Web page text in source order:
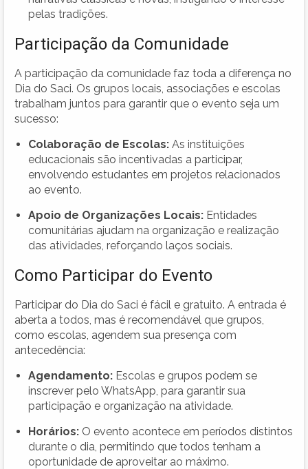
pelas tradições.
Participação da Comunidade
A participação da comunidade faz toda a diferença no
Dia do Saci. Os grupos locais, associações e escolas
trabalham juntos para garantir que o evento seja um
sucesso:
Colaboração de Escolas: As instituições
educacionais são incentivadas a participar,
envolvendo estudantes em projetos relacionados
ao evento.
Apoio de Organizações Locais: Entidades
comunitárias ajudam na organização e realização
das atividades, reforçando laços sociais.
Como Participar do Evento
Participar do Dia do Saci é fácil e gratuito. A entrada é
aberta a todos, mas é recomendável que grupos,
como escolas, agendem sua presença com
antecedência:
Agendamento: Escolas e grupos podem se
inscrever pelo WhatsApp, para garantir sua
participação e organização na atividade.
Horários: O evento acontece em períodos distintos
durante o dia, permitindo que todos tenham a
oportunidade de aproveitar ao máximo.